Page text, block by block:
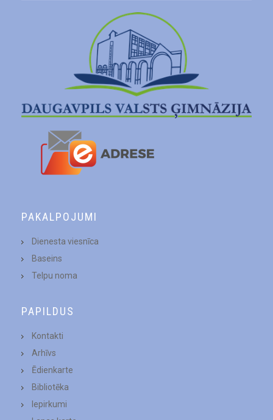
PAKALPOJUMI
Dienesta viesnīca
Baseins
Telpu noma
PAPILDUS
Kontakti
Arhīvs
Ēdienkarte
Bibliotēka
Iepirkumi